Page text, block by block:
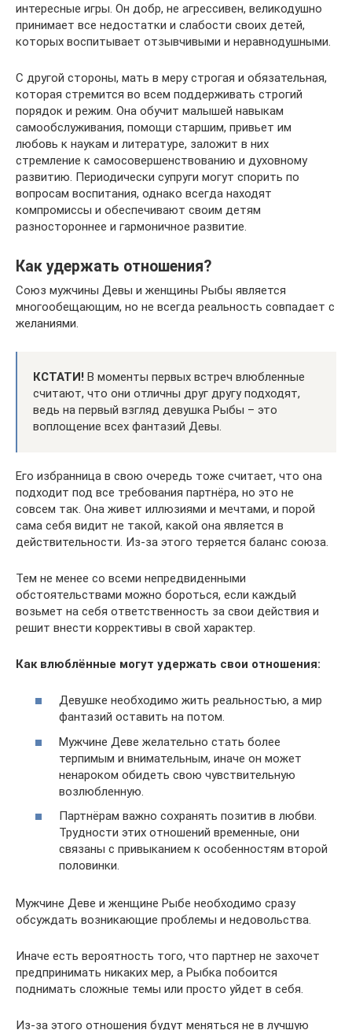
интересные игры. Он добр, не агрессивен, великодушно
принимает все недостатки и слабости своих детей,
которых воспитывает отзывчивыми и неравнодушными.
С другой стороны, мать в меру строгая и обязательная,
которая стремится во всем поддерживать строгий
порядок и режим. Она обучит малышей навыкам
самообслуживания, помощи старшим, привьет им
любовь к наукам и литературе, заложит в них
стремление к самосовершенствованию и духовному
развитию. Периодически супруги могут спорить по
вопросам воспитания, однако всегда находят
компромиссы и обеспечивают своим детям
разностороннее и гармоничное развитие.
Как удержать отношения?
Союз мужчины Девы и женщины Рыбы является
многообещающим, но не всегда реальность совпадает с
желаниями.
КСТАТИ! В моменты первых встреч влюбленные
считают, что они отличны друг другу подходят,
ведь на первый взгляд девушка Рыбы – это
воплощение всех фантазий Девы.
Его избранница в свою очередь тоже считает, что она
подходит под все требования партнёра, но это не
совсем так. Она живет иллюзиями и мечтами, и порой
сама себя видит не такой, какой она является в
действительности. Из-за этого теряется баланс союза.
Тем не менее со всеми непредвиденными
обстоятельствами можно бороться, если каждый
возьмет на себя ответственность за свои действия и
решит внести коррективы в свой характер.
Как влюблённые могут удержать свои отношения:
Девушке необходимо жить реальностью, а мир
фантазий оставить на потом.
Мужчине Деве желательно стать более
терпимым и внимательным, иначе он может
ненароком обидеть свою чувствительную
возлюбленную.
Партнёрам важно сохранять позитив в любви.
Трудности этих отношений временные, они
связаны с привыканием к особенностям второй
половинки.
Мужчине Деве и женщине Рыбе необходимо сразу
обсуждать возникающие проблемы и недовольства.
Иначе есть вероятность того, что партнер не захочет
предпринимать никаких мер, а Рыбка побоится
поднимать сложные темы или просто уйдет в себя.
Из-за этого отношения будут меняться не в лучшую